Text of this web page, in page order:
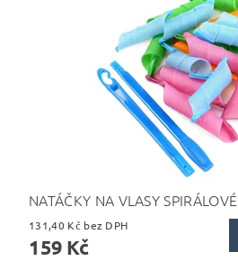
NATÁČKY NA VLASY
131,40 Kč bez DPH
159 Kč